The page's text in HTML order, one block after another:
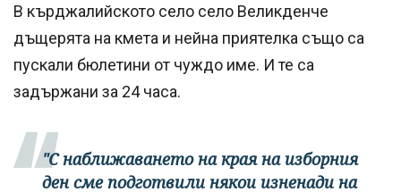
В кърджалийското село село Великденче
дъщерята на кмета и нейна приятелка също са
пускали бюлетини от чуждо име. И те са
задържани за 24 часа.
"С наближаването на края на изборния
ден сме подготвили някои изненади на